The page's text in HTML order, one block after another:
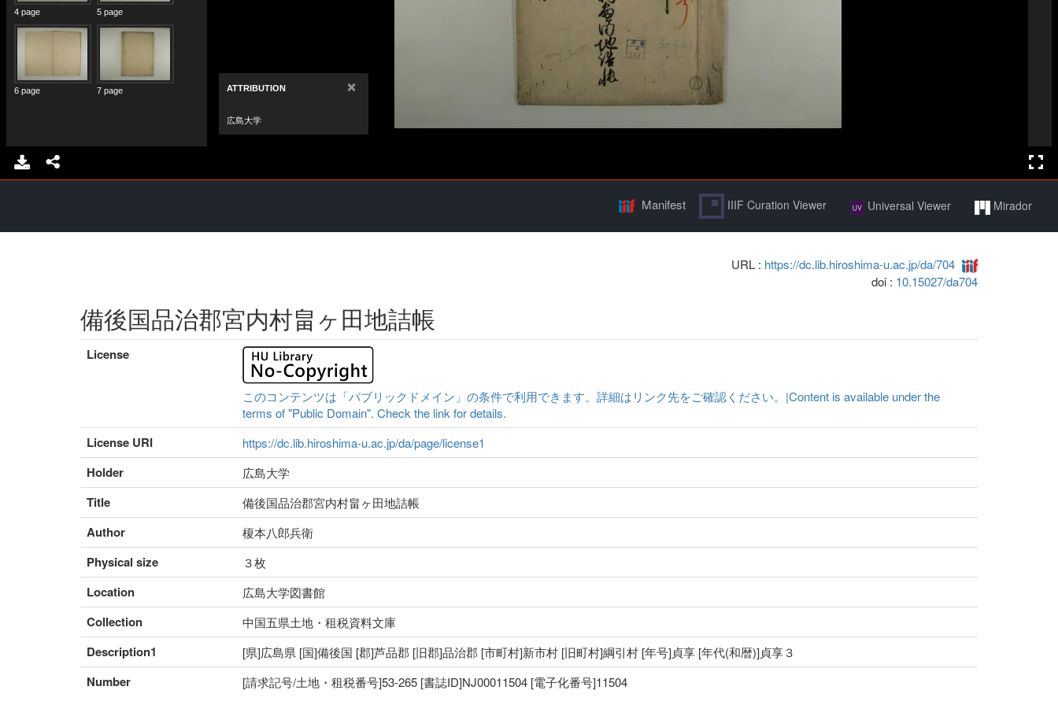
Manifest IIIF Curation Viewer Universal Viewer Mirador
URL : https://dc.lib.hiroshima-u.ac.jp/da/704
doi : 10.15027/da704
備後国品治郡宮内村畠ヶ田地詰帳
License
このコンテンツは「パブリックドメイン」の条件で利用できます。詳細はリンク先をご確認ください。|Content is available under the
terms of "Public Domain". Check the link for details.
License URI https://dc.lib.hiroshima-u.ac.jp/da/page/license1
Holder 広島大学
Title 備後国品治郡宮内村畠ヶ田地詰帳
Author 榎本八郎兵衛
Physical size ３枚
Location 広島大学図書館
Collection 中国五県土地・租税資料文庫
Description1 [県]広島県 [国]備後国 [郡]芦品郡 [旧郡]品治郡 [市町村]新市村 [旧町村]綱引村 [年号]貞享 [年代(和暦)]貞享３
Number [請求記号/土地・租税番号]53-265 [書誌ID]NJ00011504 [電子化番号]11504